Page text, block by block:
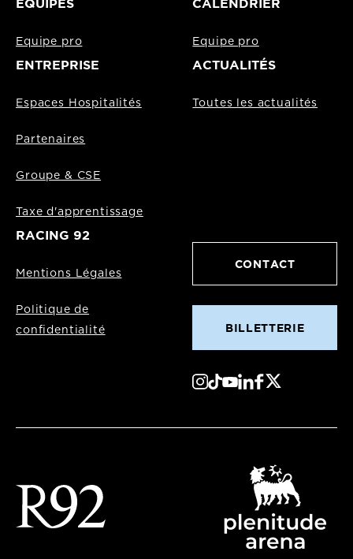
EQUIPES
Equipe pro
CALENDRIER
Equipe pro
ENTREPRISE
Espaces Hospitalités
Partenaires
Groupe & CSE
Taxe d'apprentissage
ACTUALITÉS
Toutes les actualités
RACING 92
Mentions Légales
Politique de
confidentialité
CONTACT
BILLETTERIE